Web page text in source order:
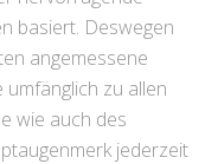
basiert. Deswegen
angemessene
zu allen
wie auch des
jederzeit